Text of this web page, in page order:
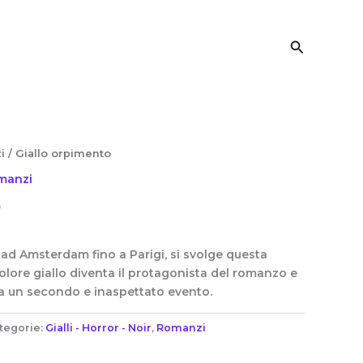
Cerca
/ Giallo orpimento
Amsterdam fino a Parigi, si svolge questa
giallo diventa il protagonista del romanzo e
un secondo e inaspettato evento.
Gialli - Horror - Noir, Romanzi